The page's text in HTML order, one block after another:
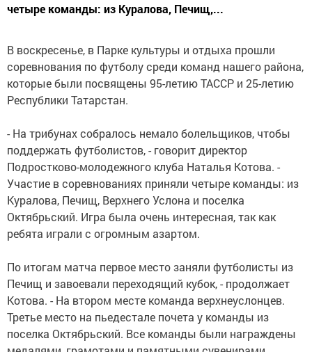
четыре команды: из Куралова, Печищ,...
В воскресенье, в Парке культуры и отдыха прошли
соревнования по футболу среди команд нашего района,
которые были посвящены 95-летию ТАССР и 25-летию
Республики Татарстан.
- На трибунах собралось немало болельщиков, чтобы
поддержать футболистов, - говорит директор
Подростково-молодежного клуба Наталья Котова. -
Участие в соревнованиях приняли четыре команды: из
Куралова, Печищ, Верхнего Услона и поселка
Октябрьский. Игра была очень интересная, так как
ребята играли с огромным азартом.
По итогам матча первое место заняли футболисты из
Печищ и завоевали переходящий кубок, - продолжает
Котова. - На втором месте команда верхнеуслонцев.
Третье место на пьедестале почета у команды из
поселка Октябрьский. Все команды были награждены